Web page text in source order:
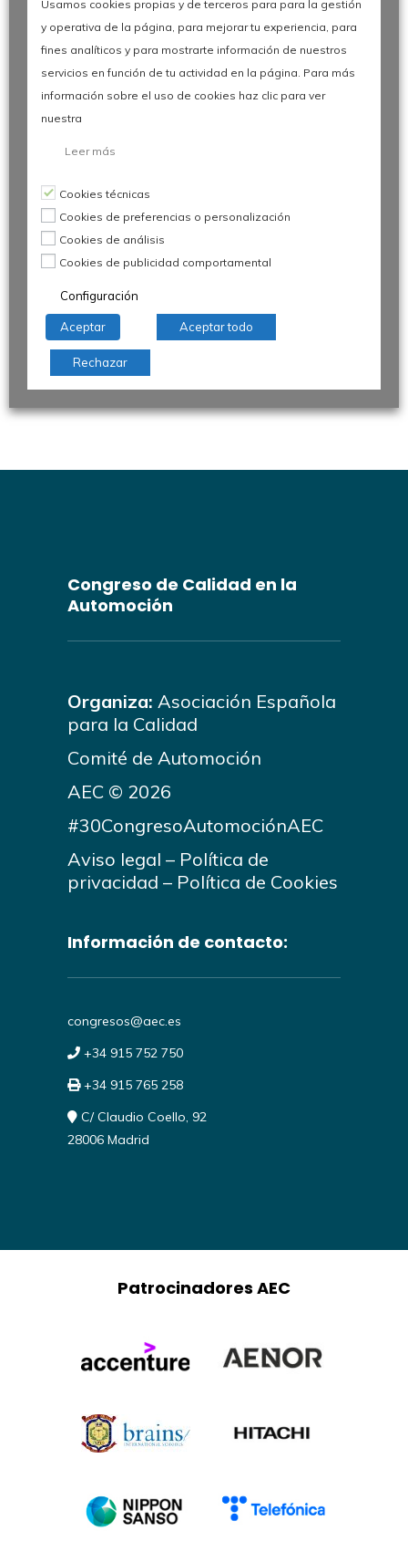
Digitalización y Procesos en la
Automoción: Claves del 30º Congreso
de Calidad
Siguenos
Congreso de Calidad en la
Automoción
Organiza: Asociación Española
para la Calidad
Comité de Automoción
AEC © 2026
#30CongresoAutomociónAEC
Aviso legal – Política de
privacidad – Política de Cookies
Información de contacto:
congresos@aec.es
+34 915 752 750
+34 915 765 258
C/ Claudio Coello, 92
28006 Madrid
Patrocinadores AEC
Usamos cookies propias y de terceros para para la gestión
y operativa de la página, para mejorar tu experiencia, para
fines analíticos y para mostrarte información de nuestros
servicios en función de tu actividad en la página. Para más
información sobre el uso de cookies haz clic para ver
nuestra
Leer más
Cookies técnicas
Cookies de preferencias o personalización
Cookies de análisis
Cookies de publicidad comportamental
Configuración
Aceptar Aceptar todo
Rechazar